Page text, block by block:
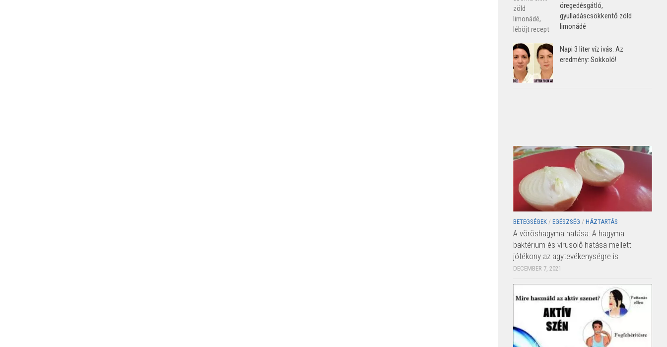
öregedésgátló,
gyulladáscsökkentő zöld
limonádé
Napi 3 liter víz ivás. Az
eredmény: Sokkoló!
BETEGSÉGEK / EGÉSZSÉG / HÁZTARTÁS
A vöröshagyma hatása: A hagyma
baktérium és vírusölő hatása mellett
jótékony az agytevékenységre is
DECEMBER 7, 2021